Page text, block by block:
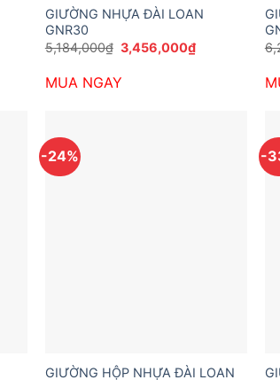
GIƯỜNG NHỰA ĐÀI LOAN
GNR30
5,184,000₫ Giá
gốc
5,184,000₫.
3,456,000₫Giá
MUA NGAY
-24%
GIƯỜNG HỘP NHỰA ĐÀI LOAN
-